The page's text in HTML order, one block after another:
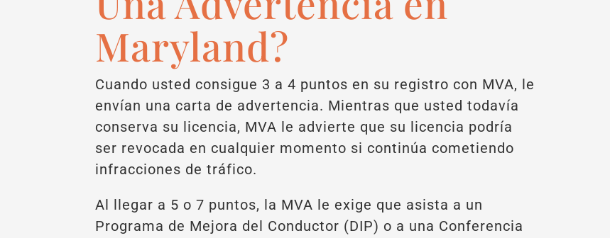
Maryland?
Cuando usted consigue 3 a 4 puntos en su registro con MVA, le
envían una carta de advertencia. Mientras que usted todavía
conserva su licencia, MVA le advierte que su licencia podría
ser revocada en cualquier momento si continúa cometiendo
infracciones de tráfico.
Al llegar a 5 o 7 puntos, la MVA le exige que asista a un
Programa de Mejora del Conductor (DIP) o a una Conferencia